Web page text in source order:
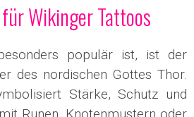
Wikinger Tattoos
populär ist, ist der
des nordischen Gottes Thor.
Stärke, Schutz und